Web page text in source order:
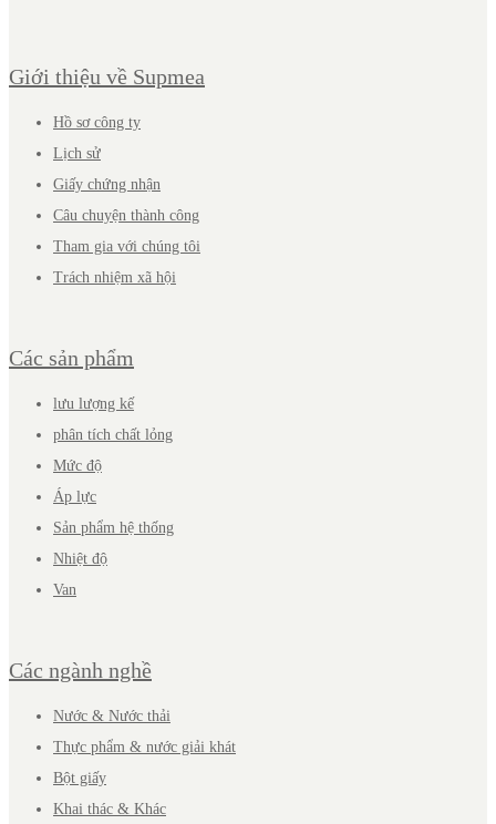
Giới thiệu về Supmea
Hồ sơ công ty
Lịch sử
Giấy chứng nhận
Câu chuyện thành công
Tham gia với chúng tôi
Trách nhiệm xã hội
Các sản phẩm
lưu lượng kế
phân tích chất lỏng
Mức độ
Áp lực
Sản phẩm hệ thống
Nhiệt độ
Van
Các ngành nghề
Nước & Nước thải
Thực phẩm & nước giải khát
Bột giấy
Khai thác & Khác